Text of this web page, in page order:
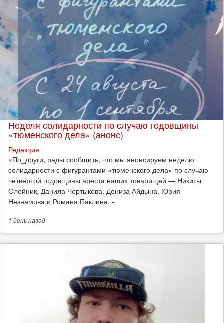
Неделя солидарности по случаю годовщины
«тюменского дела» (анонс)
Редакция
​«По_други, рады сообщить, что мы анонсируем неделю
солидарности с фигурантами «тюменского дела» по случаю
четвёртой годовщины ареста наших товарищей — Никиты
Олейник, Данила Чертыкова, Дениза Айдына, Юрия
Незнамова и Романа Паклина, -
1 деньназад